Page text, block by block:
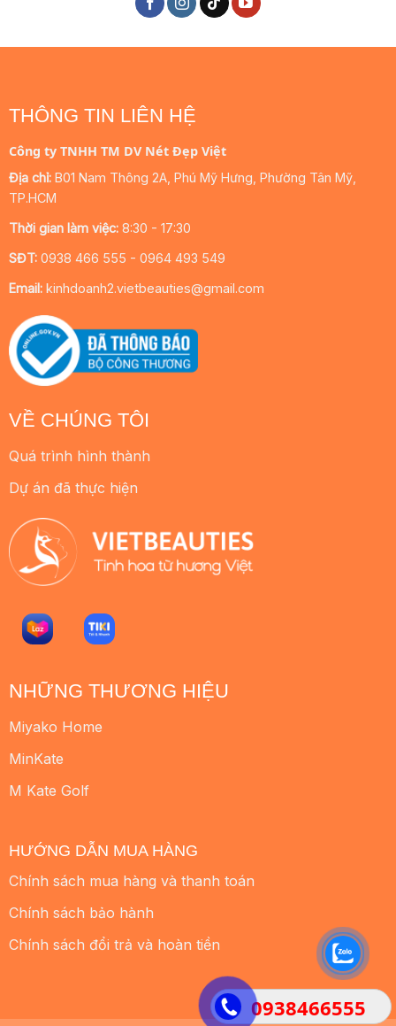
0938466555
VỀ CHÚNG TÔI
Quá trình hình thành
Dự án đã thực hiện
NHỮNG THƯƠNG HIỆU
Miyako Home
MinKate
M Kate Golf
HƯỚNG DẪN MUA HÀNG
Chính sách mua hàng và thanh toán
Chính sách bảo hành
Chính sách đổi trả và hoàn tiền
THÔNG TIN LIÊN HỆ
Công ty TNHH TM DV Nét Đẹp Việt
Địa chỉ: B01 Nam Thông 2A, Phú Mỹ Hưng, Phường Tân Mỹ,
TP.HCM
Thời gian làm việc:8:30 - 17:30
SĐT:0938 466 555 - 0964 493 549
Email:kinhdoanh2.vietbeauties@gmail.com